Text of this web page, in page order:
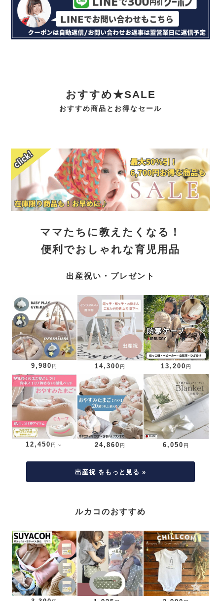
おすすめ★SALE
おすすめ商品とお得なセール
ママたちに教えたくなる！
便利でおしゃれな育児用品
出産祝い・プレゼント
9,980 円 14,300 円 13,200 円
12,450 円～ 24,860 円 6,050 円
出産祝 をもっと見る »
ルカコのおすすめ